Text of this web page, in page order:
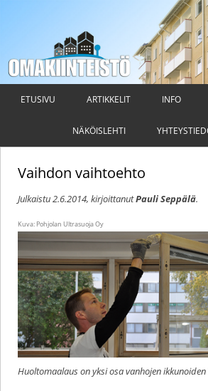
Taloyhtiön hallituksen ja isännöitsijän
Siirry
sisältöön
ETUSIVU ARTIKKELIT INFO
NÄKÖISLEHTI
Vaihdon vaihtoehto
Julkaistu2.6.2014, kirjoittanutPauli Seppälä.
Kuva: Pohjolan Ultrasuoja Oy
Huoltomaalaus on yksi osa vanhojen